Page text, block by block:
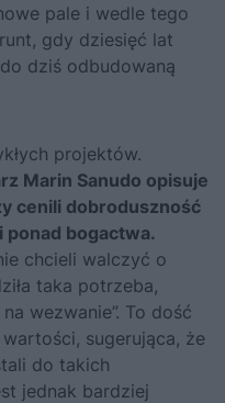
pale i wedle tego
gdy dziesięć lat
dziś odbudowaną
projektów.
Marin Sanudo opisuje
cenili dobroduszność
ponad bogactwa.
chcieli walczyć o
taka potrzeba,
wezwanie”. To dość
sugerująca, że
do takich
jednak bardziej